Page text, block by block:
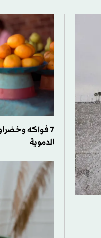
7 فواكه
الدموية